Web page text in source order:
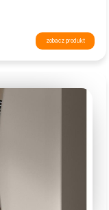
zobacz produkt